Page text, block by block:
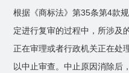
根据《商标法》第35条第4款
定进行复审的过程中，所涉及
正在审理或者行政机关正在处
以中止审查。中止原因消除后